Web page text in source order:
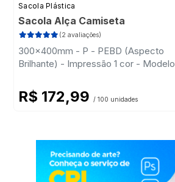
Sacola Plástica
Sacola Alça Camiseta
(2 avaliações)
300x400mm - P - PEBD (Aspecto
Brilhante) - Impressão 1 cor - Modelo
R$ 172,99 / 100 unidades